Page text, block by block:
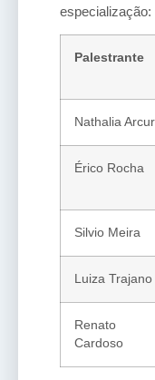
especialização:
Palestrante
Nathalia
Érico Rocha
Silvio Meira
Luiza Trajano
Renato
Cardoso